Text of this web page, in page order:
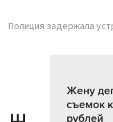
Полиция задержала
Жену
съемок
рублей